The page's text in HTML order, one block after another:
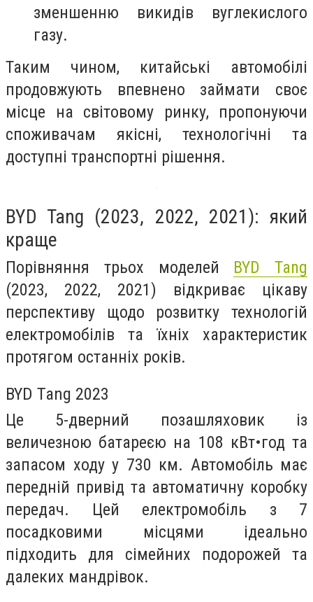
зменшенню викидів вуглекислого
газу.
Таким чином, китайські автомобілі
продовжують впевнено займати своє
місце на світовому ринку, пропонуючи
споживачам якісні, технологічні та
доступні транспортні рішення.
BYD Tang (2023, 2022, 2021): який
краще
Порівняння трьох моделей BYD Tang
(2023, 2022, 2021) відкриває цікаву
перспективу щодо розвитку технологій
електромобілів та їхніх характеристик
протягом останніх років.
BYD Tang 2023
Це 5-дверний позашляховик із
величезною батареєю на 108 кВт•год та
запасом ходу у 730 км. Автомобіль має
передній привід та автоматичну коробку
передач. Цей електромобіль з 7
посадковими місцями ідеально
підходить для сімейних подорожей та
далеких мандрівок.